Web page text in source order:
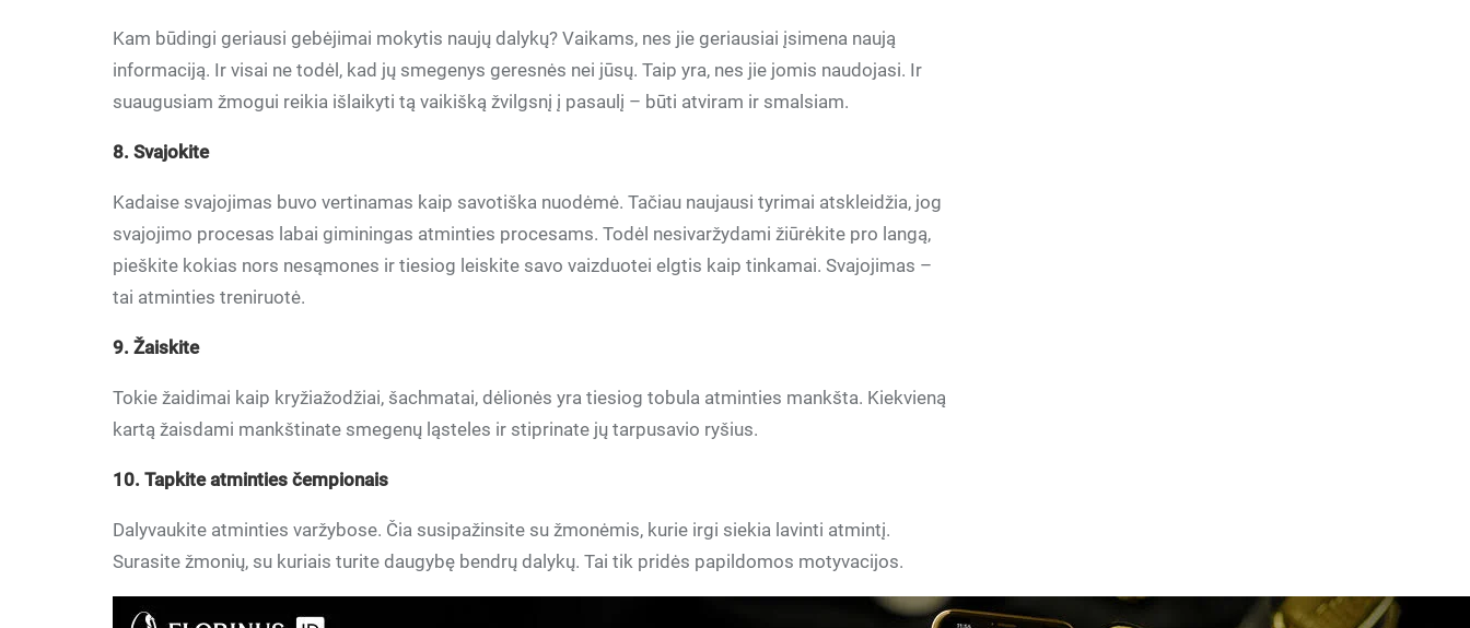
Kam būdingi geriausi gebėjimai mokytis naujų dalykų? Vaikams, nes jie geriausiai įsimena naują
informaciją. Ir visai ne todėl, kad jų smegenys geresnės nei jūsų. Taip yra, nes jie jomis naudojasi. Ir
suaugusiam žmogui reikia išlaikyti tą vaikišką žvilgsnį į pasaulį – būti atviram ir smalsiam.
8. Svajokite
Kadaise svajojimas buvo vertinamas kaip savotiška nuodėmė. Tačiau naujausi tyrimai atskleidžia, jog
svajojimo procesas labai giminingas atminties procesams. Todėl nesivaržydami žiūrėkite pro langą,
pieškite kokias nors nesąmones ir tiesiog leiskite savo vaizduotei elgtis kaip tinkamai. Svajojimas –
tai atminties treniruotė.
9. Žaiskite
Tokie žaidimai kaip kryžiažodžiai, šachmatai, dėlionės yra tiesiog tobula atminties mankšta. Kiekvieną
kartą žaisdami mankštinate smegenų ląsteles ir stiprinate jų tarpusavio ryšius.
10. Tapkite atminties čempionais
Dalyvaukite atminties varžybose. Čia susipažinsite su žmonėmis, kurie irgi siekia lavinti atmintį.
Surasite žmonių, su kuriais turite daugybę bendrų dalykų. Tai tik pridės papildomos motyvacijos.